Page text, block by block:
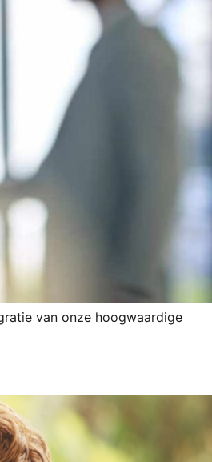
van onze hoogwaardige